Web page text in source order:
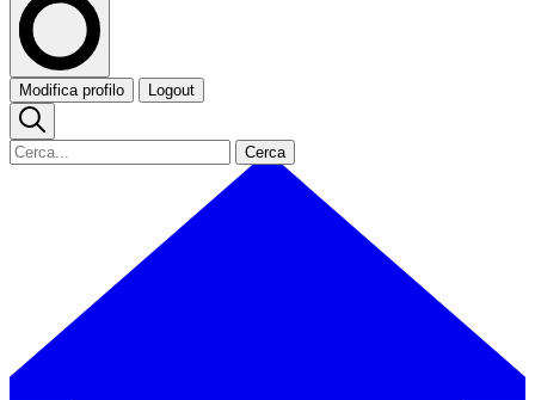
Modifica profilo Logout
Cerca